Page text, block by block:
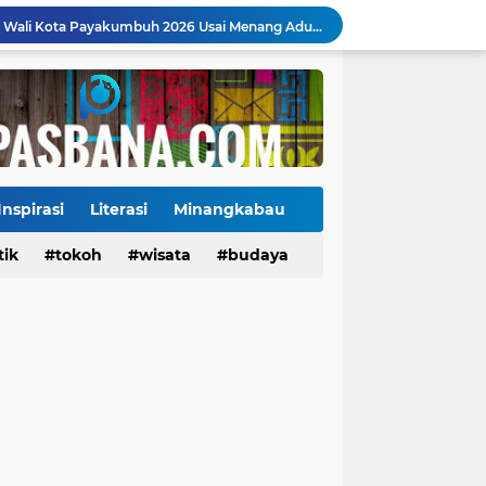
Ini Alasan Kolostrum Dijuluki Liquid Gold
Harus Berkarier dan Jalani Profesi yang Sama
Vietnam Puncaki Grup A ASEAN Championship 2026, Indonesia Wajib Menang di Singapura
Waspada Cuaca Ekstrem, Gubernur Sumbar Minta Warga Siaga Banjir dan Longsor
Groundbreaking Dimulai, Jembatan Gantung Bintungan Pelangai Gadang Ditarget Rampung Akhir 2026
Tiga Alat Berat Diterjunkan, Normalisasi Sungai Batang Guo Dikebut Pascabanjir
Literasi Minangkabau
Tokoh budaya kuliner
tokoh wisata budaya